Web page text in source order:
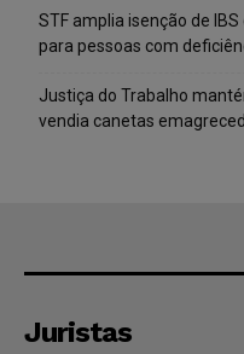
STF amplia isenção de
para pessoas com
Justiça do Trabalho
vendia canetas
Juristas